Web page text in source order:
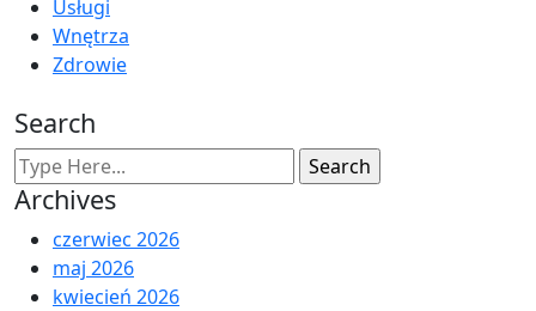
Usługi
Wnętrza
Zdrowie
Search
Archives
czerwiec 2026
maj 2026
kwiecień 2026